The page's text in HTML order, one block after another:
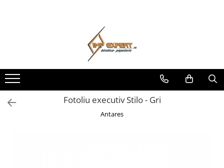
ORGANIZARE & ARHIVARE
BIBLIORAFTURI & CAIETE MECANICE
ACCESORII ARHIVARE
SEPARATOARE
Fotoliu executiv Stilo - Gri
Antares